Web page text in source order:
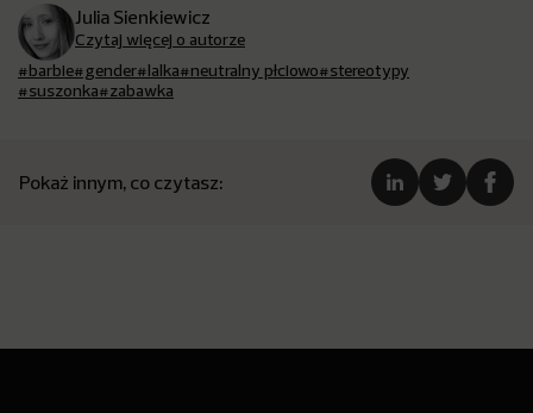
Julia Sienkiewicz
Czytaj więcej o autorze
#barbie#gender#lalka#neutralny płciowo#stereotypy
#suszonka#zabawka
Pokaż innym, co czytasz: